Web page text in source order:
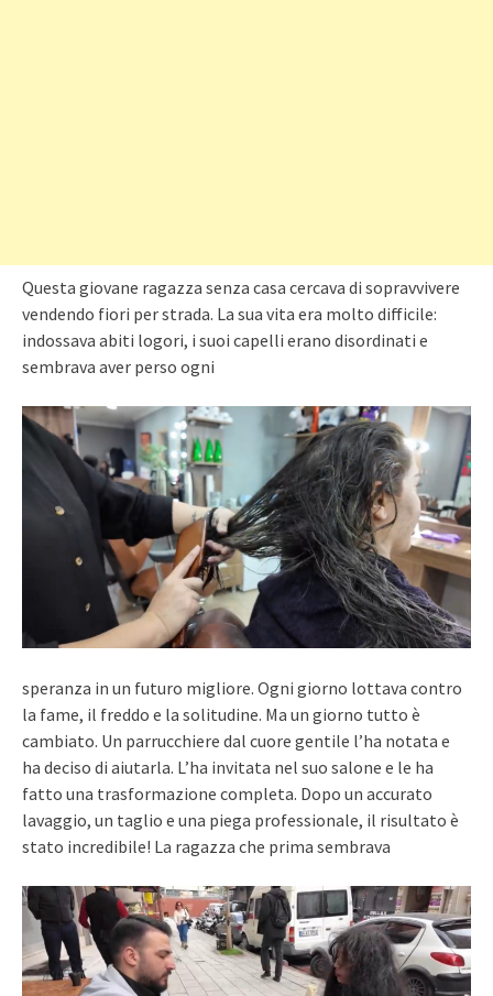
Questa giovane ragazza senza casa cercava di sopravvivere
vendendo fiori per strada. La sua vita era molto difficile:
indossava abiti logori, i suoi capelli erano disordinati e
sembrava aver perso ogni
speranza in un futuro migliore. Ogni giorno lottava contro
la fame, il freddo e la solitudine. Ma un giorno tutto è
cambiato. Un parrucchiere dal cuore gentile l’ha notata e
ha deciso di aiutarla. L’ha invitata nel suo salone e le ha
fatto una trasformazione completa. Dopo un accurato
lavaggio, un taglio e una piega professionale, il risultato è
stato incredibile! La ragazza che prima sembrava